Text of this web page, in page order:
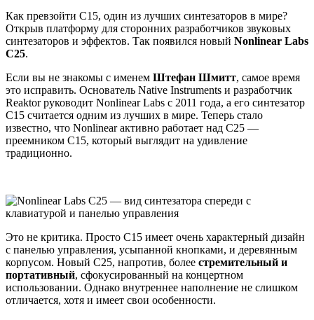
Как превзойти C15, один из лучших синтезаторов в мире?
Открыв платформу для сторонних разработчиков звуковых
синтезаторов и эффектов. Так появился новый Nonlinear Labs
C25.
Если вы не знакомы с именем Штефан Шмитт, самое время
это исправить. Основатель Native Instruments и разработчик
Reaktor руководит Nonlinear Labs с 2011 года, а его синтезатор
C15 считается одним из лучших в мире. Теперь стало
известно, что Nonlinear активно работает над C25 —
преемником C15, который выглядит на удивление
традиционно.
Это не критика. Просто C15 имеет очень характерный дизайн
с панелью управления, усыпанной кнопками, и деревянным
корпусом. Новый C25, напротив, более стремительный и
портативный, сфокусированный на концертном
использовании. Однако внутреннее наполнение не слишком
отличается, хотя и имеет свои особенности.